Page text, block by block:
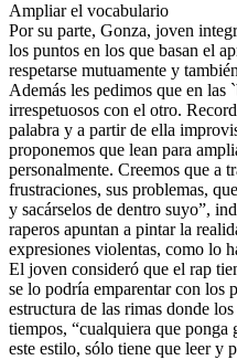
Ampliar el vocabulario
Por su parte, Gonza, joven
los puntos en los que basan el
respetarse mutuamente y
Además les pedimos que en las
irrespetuosos con el otro.
palabra y a partir de ella
proponemos que lean para
personalmente. Creemos que a
frustraciones, sus problemas,
y sacárselos de dentro suyo”,
raperos apuntan a pintar la
expresiones violentas, como lo
El joven consideró que el rap
se lo podría emparentar con los
estructura de las rimas donde
tiempos, “cualquiera que ponga
este estilo, sólo tiene que leer y